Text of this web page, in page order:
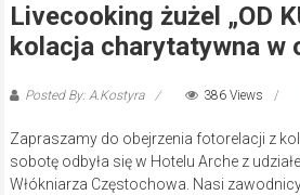
Livecooking żużel „OD
kolacja charytatywna w
Posted By: A.Kostyra 386 Views
Zapraszamy do obejrzenia fotorelacji z
sobotę odbyła się w Hotelu Arche z
Włókniarza Częstochowa. Nasi